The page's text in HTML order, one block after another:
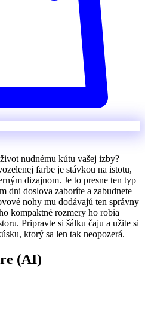
nudnému kútu vašej izby?
farbe je stávkou na istotu,
dizajnom. Je to presne ten typ
dni doslova zaboríte a zabudnete
nohy mu dodávajú ten správny
kompaktné rozmery ho robia
Pripravte si šálku čaju a užite si
ktorý sa len tak neopozerá.
(AI)